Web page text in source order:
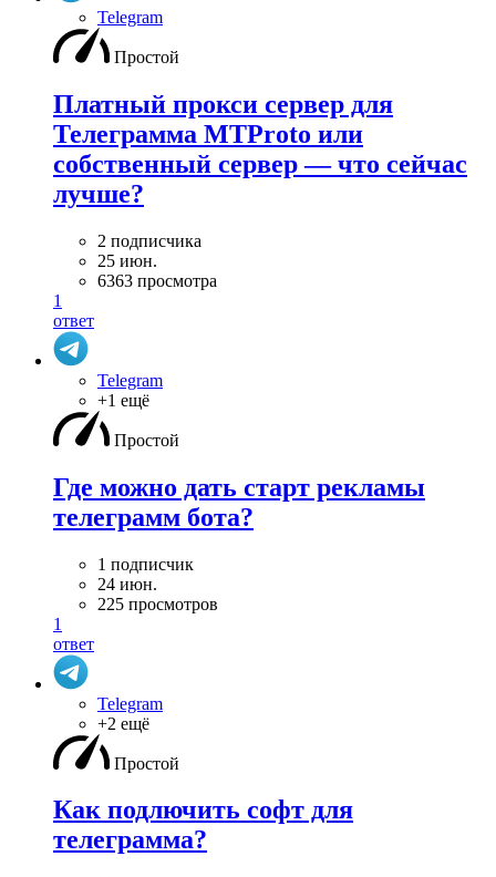
Telegram
Простой
Платный прокси сервер для
Телеграмма MTProto или
собственный сервер — что сейчас
лучше?
2 подписчика
25 июн.
6363 просмотра
1
ответ
Telegram
+1 ещё
Простой
Где можно дать старт рекламы
телеграмм бота?
1 подписчик
24 июн.
225 просмотров
1
ответ
Telegram
+2 ещё
Простой
Как подлючить софт для
телеграмма?